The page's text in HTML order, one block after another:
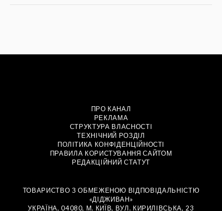
ПРО КАНАЛ
РЕКЛАМА
СТРУКТУРА ВЛАСНОСТІ
ТЕХНІЧНИЙ РОЗДІЛ
ПОЛІТИКА КОНФІДЕНЦІЙНОСТІ
ПРАВИЛА КОРИСТУВАННЯ САЙТОМ
РЕДАКЦІЙНИЙ СТАТУТ
ТОВАРИСТВО З ОБМЕЖЕНОЮ ВІДПОВІДАЛЬНІСТЮ
«ДІДЖИВАН»
УКРАЇНА, 04080, М. КИЇВ, ВУЛ. КИРИЛІВСЬКА, 23